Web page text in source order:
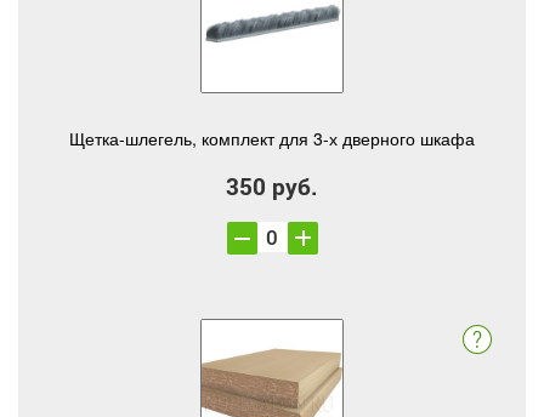
Щетка-шлегель, комплект для 3-х дверного шкафа
350 руб.